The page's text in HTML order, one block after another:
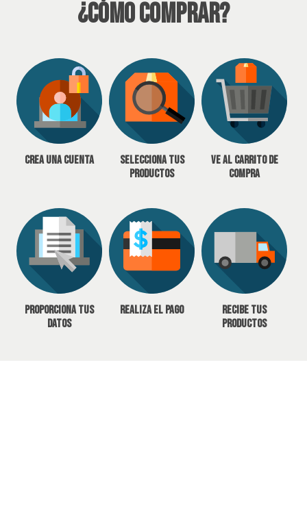
¿Cómo Comprar?
Crea una cuenta
Selecciona tus
productos
Ve al carrito de
compra
Proporciona tus
datos
Realiza el pago
Recibe tus
productos